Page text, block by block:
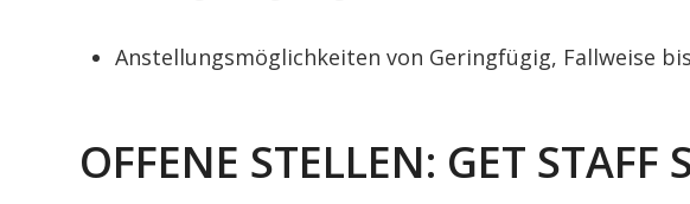
Anstellungsmöglichkeiten von Geringfügig, Fallweise
OFFENE STELLEN: GET STAFF